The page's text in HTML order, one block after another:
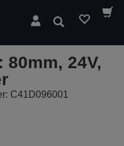
Suchen
80mm, 24V,
C41D096001